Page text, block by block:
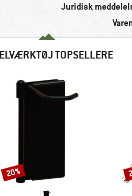
Juridisk
TOPSELLERE
Rabat
20%